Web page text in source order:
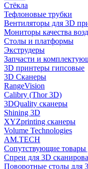
Cтёкла
Тефлоновые трубки
Вентиляторы для 3D
Мониторы качества
Столы и платформы
Экструдеры
Запчасти и
3D принтеры гипсовые
3D Сканеры
RangeVision
Calibry (Thor 3D)
3DQuality сканеры
Shining 3D
XYZprinting сканеры
Volume Technologies
AM.TECH
Сопутствующие товары
Спреи для 3D
Поворотные столы для